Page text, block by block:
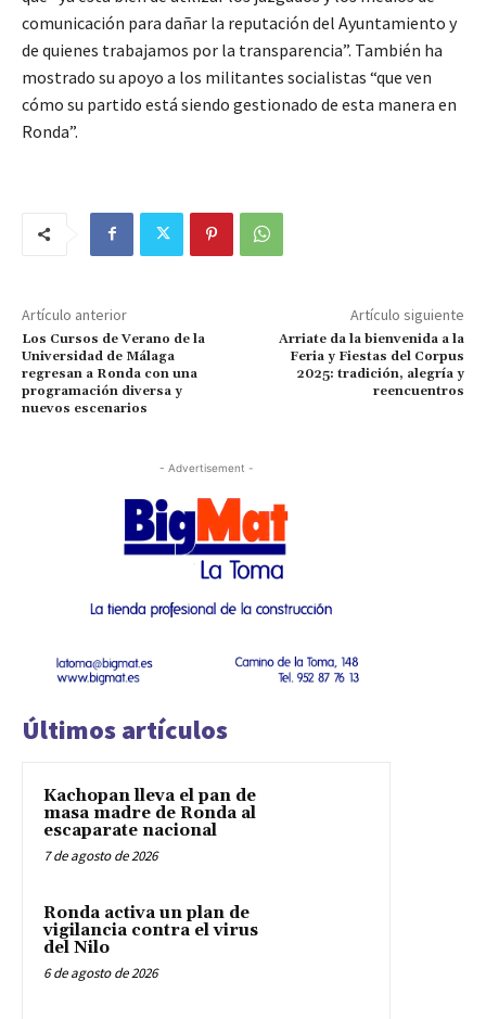
comunicación para dañar la reputación del Ayuntamiento y
de quienes trabajamos por la transparencia”. También ha
mostrado su apoyo a los militantes socialistas “que ven
cómo su partido está siendo gestionado de esta manera en
Ronda”.
Artículo anterior
Los Cursos de Verano de la
Universidad de Málaga
regresan a Ronda con una
programación diversa y
nuevos escenarios
Artículo siguiente
Arriate da la bienvenida a la
Feria y Fiestas del Corpus
2025: tradición, alegría y
reencuentros
- Advertisement -
Últimos artículos
Kachopan lleva el pan de
masa madre de Ronda al
escaparate nacional
7 de agosto de 2026
Ronda activa un plan de
vigilancia contra el virus
del Nilo
6 de agosto de 2026